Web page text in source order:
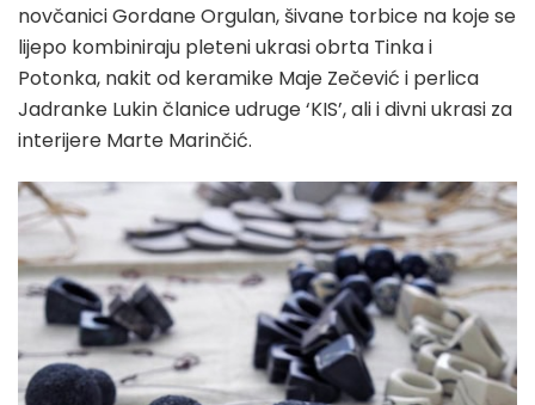
novčanici Gordane Orgulan, šivane torbice na koje se
lijepo kombiniraju pleteni ukrasi obrta Tinka i
Potonka, nakit od keramike Maje Zečević i perlica
Jadranke Lukin članice udruge ‘KIS’, ali i divni ukrasi za
interijere Marte Marinčić.